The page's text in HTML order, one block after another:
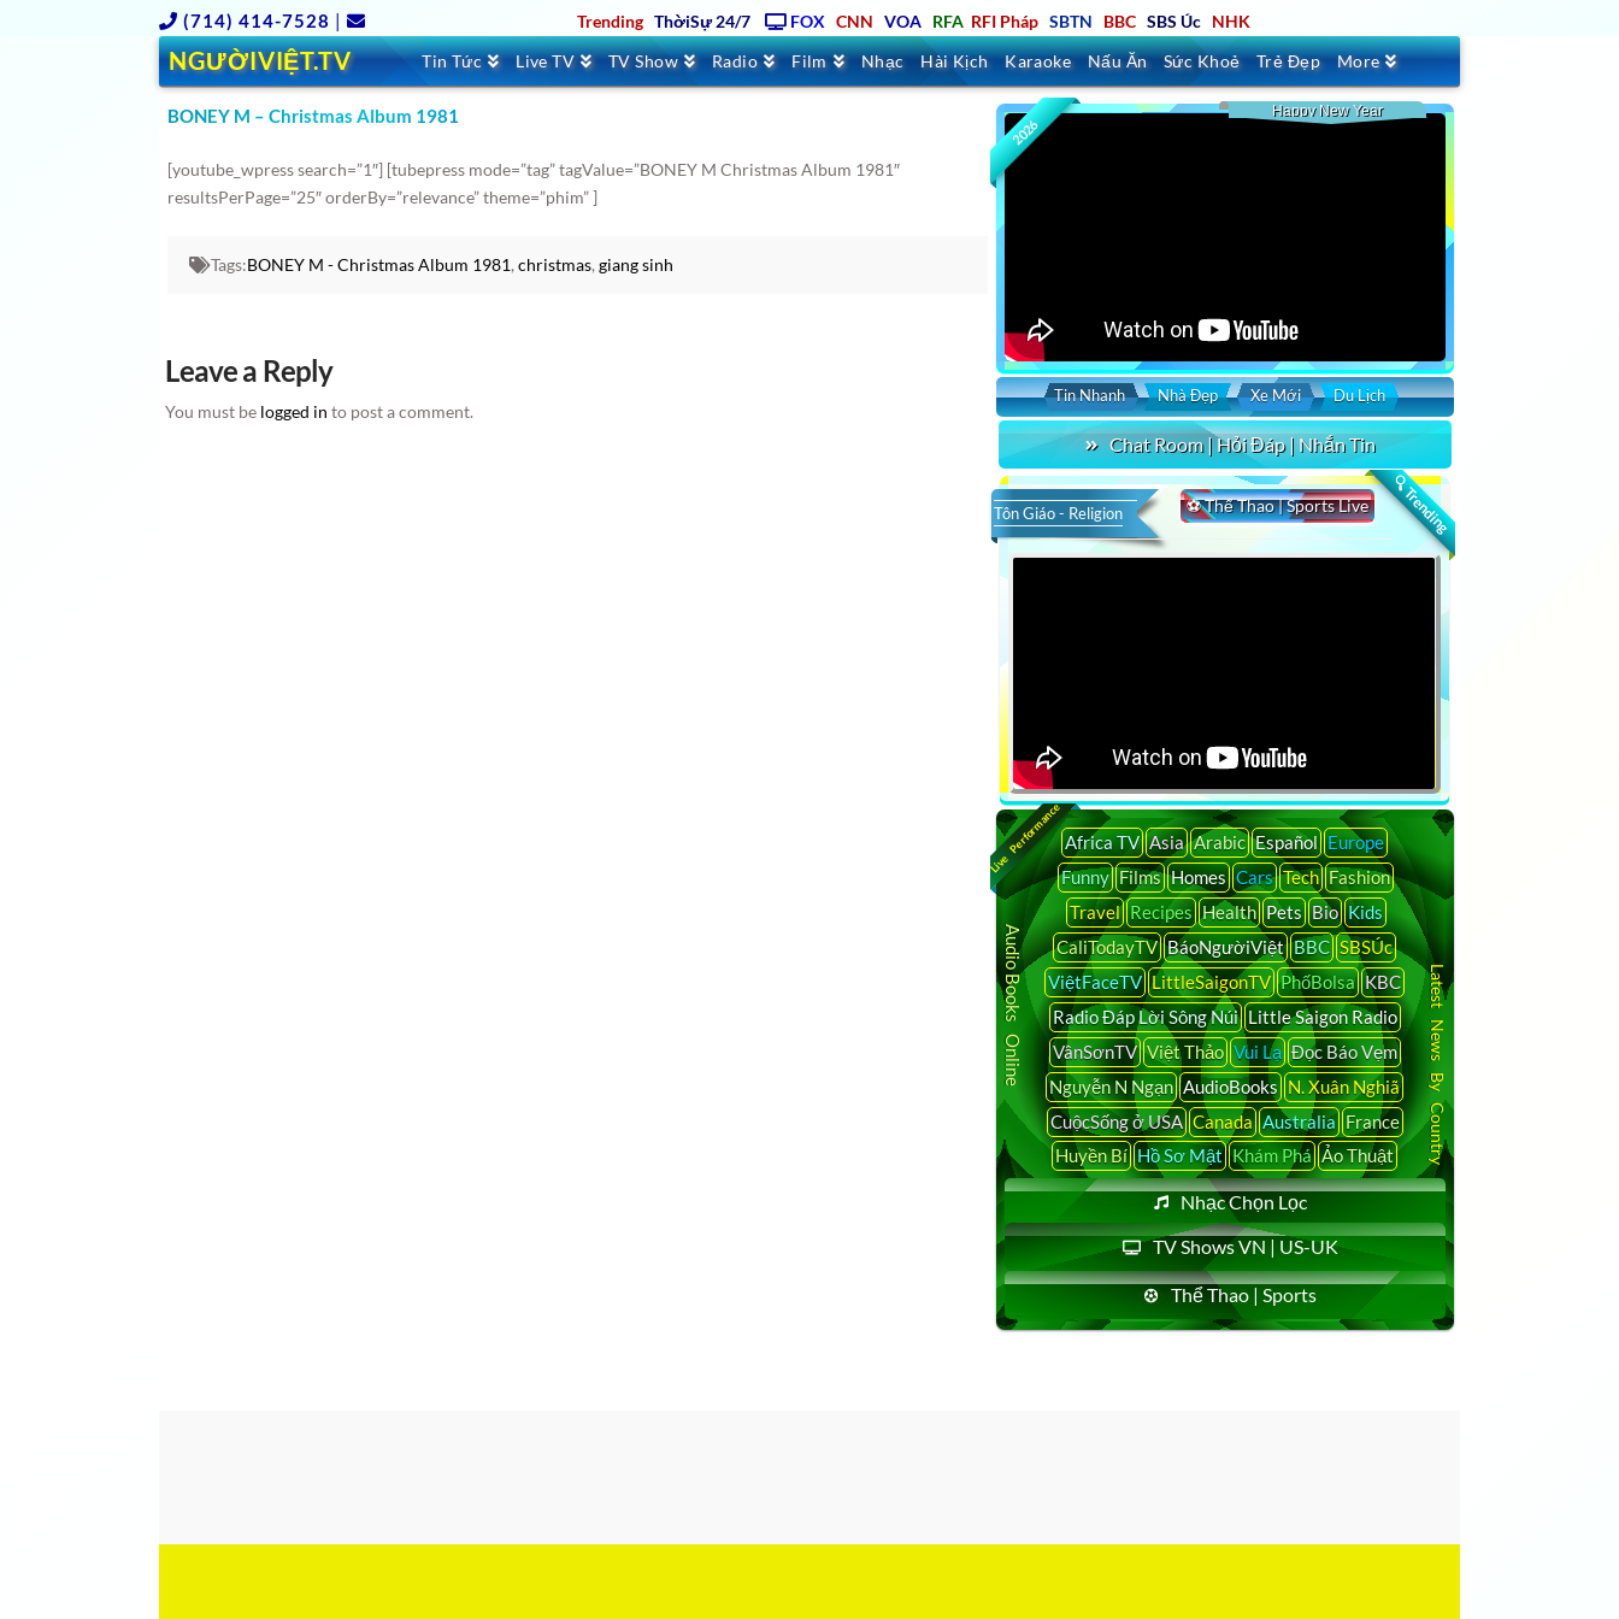
(714) 414-7528 | Trending ThờiSự 24/7 FOX CNN VOA RFA RFI Pháp SBTN BBC SBS Úc NHK
NGƯỜIVIỆT.TV Tin Tức Live TV TV Show Radio Film Nhạc Hài Kịch Karaoke Nấu Ăn Sức Khoẻ Trẻ Đẹp More
BONEY M – Christmas Album 1981
[youtube_wpress search=”1″] [tubepress mode=”tag” tagValue=”BONEY M Christmas Album 1981″
resultsPerPage=”25″ orderBy=”relevance” theme=”phim” ]
Tags:BONEY M - Christmas Album 1981, christmas, giang sinh
Leave a Reply
You must be logged in to post a comment.
2026
Happy New Year
Tin Nhanh Nhà Đẹp Xe Mới Du Lịch
Chat Room | Hỏi Đáp | Nhắn Tin
🔍 Trending
⚽ Thể Thao | Sports Live
Tôn Giáo - Religion
Live PerformanceAfrica TV Asia Arabic Español Europe
Funny Films Homes Cars Tech Fashion
Travel Recipes Health Pets Bio Kids
CaliTodayTV BáoNgườiViệt BBC SBSÚc
ViệtFaceTV LittleSaigonTV PhốBolsa KBC
Radio Đáp Lời Sông Núi Little Saigon Radio
VânSơnTV Việt Thảo Vui Lạ Đọc Báo Vẹm
Nguyễn N Ngạn AudioBooks N. Xuân Nghiã
CuộcSống ở USA Canada Australia France
Huyền Bí Hồ Sơ Mật Khám Phá Ảo Thuật
Nhạc Chọn Lọc
TV Shows VN | US-UK
Thể Thao | Sports
Audio Books Online Latest News By Country